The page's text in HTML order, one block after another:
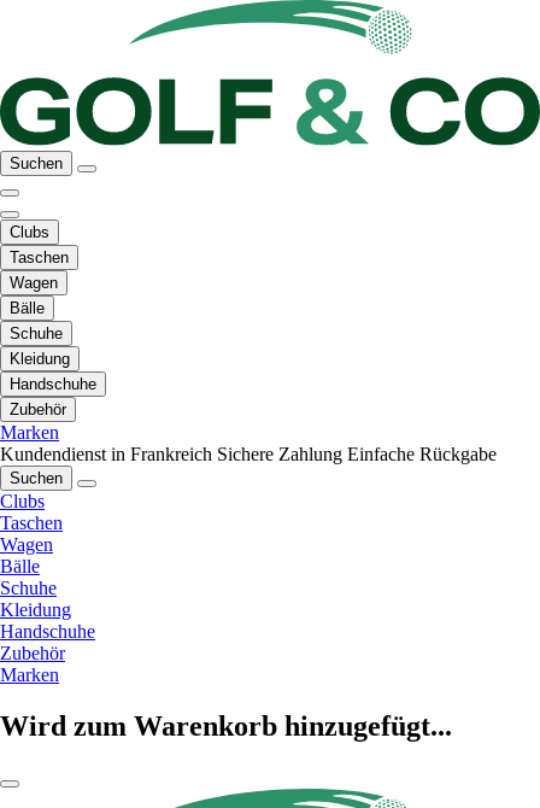
Suchen
Clubs
Taschen
Wagen
Bälle
Schuhe
Kleidung
Handschuhe
Zubehör
Marken
Kundendienst in Frankreich Sichere Zahlung Einfache Rückgabe
Suchen
Clubs
Taschen
Wagen
Bälle
Schuhe
Kleidung
Handschuhe
Zubehör
Marken
Wird zum Warenkorb hinzugefügt...